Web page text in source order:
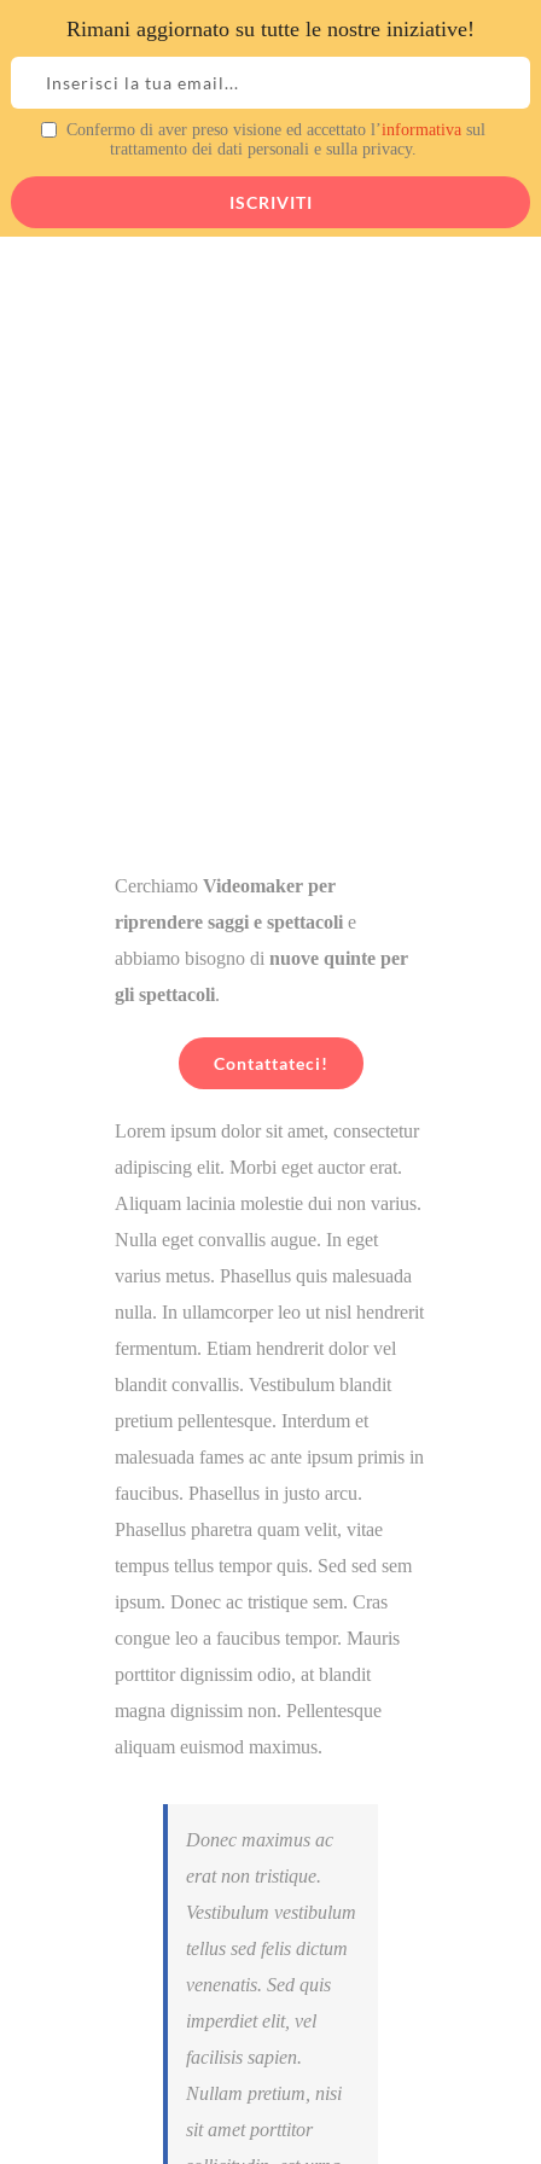
to
content
Videomaker cercasi
CerchiamoVideomaker per
riprendere saggi e spettacoli e
abbiamo bisogno di nuove quinte per
gli spettacoli.
Contattateci!
Lorem ipsum dolor sit amet, consectetur
adipiscing elit. Morbi eget auctor erat.
Aliquam lacinia molestie dui non varius.
Nulla eget convallis augue. In eget
varius metus. Phasellus quis malesuada
nulla. In ullamcorper leo ut nisl hendrerit
fermentum. Etiam hendrerit dolor vel
blandit convallis. Vestibulum blandit
pretium pellentesque. Interdum et
malesuada fames ac ante ipsum primis in
faucibus. Phasellus in justo arcu.
Phasellus pharetra quam velit, vitae
tempus tellus tempor quis. Sed sed sem
ipsum. Donec ac tristique sem. Cras
congue leo a faucibus tempor. Mauris
porttitor dignissim odio, at blandit
magna dignissim non. Pellentesque
aliquam euismod maximus.
Donec maximus ac
erat non tristique.
Vestibulum vestibulum
tellus sed felis dictum
venenatis. Sed quis
imperdiet elit, vel
facilisis sapien.
Nullam pretium, nisi
sit amet porttitor
Rimani aggiornato su tutte le nostre iniziative!
Confermo di aver preso visione ed accettato l’informativa sul
trattamento dei dati personali e sulla privacy.